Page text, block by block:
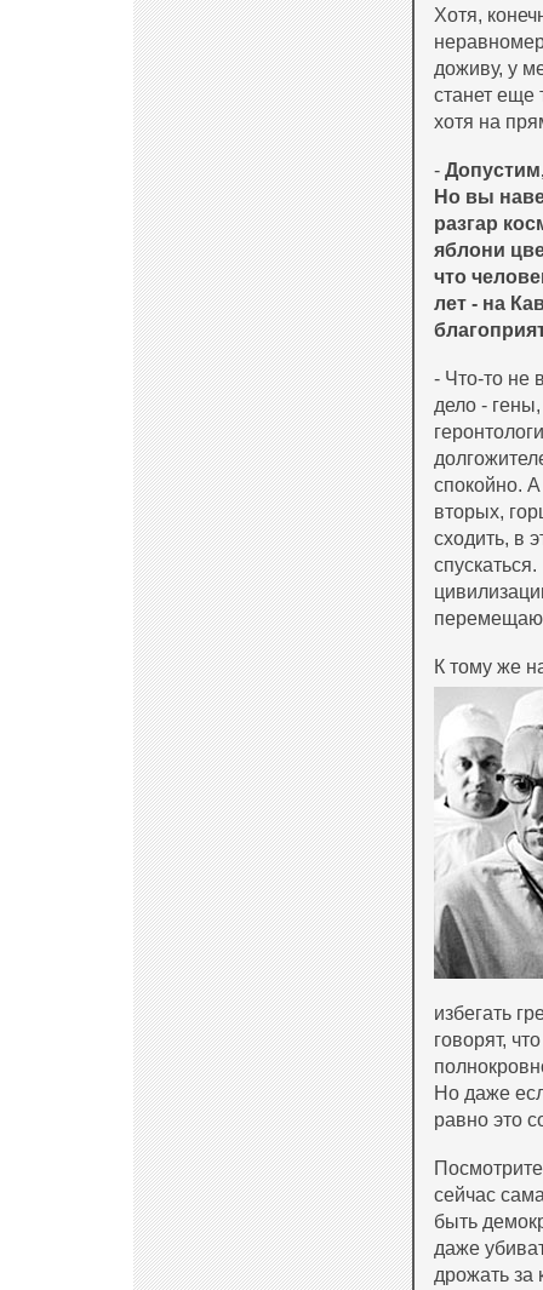
Хотя,
доживу, у
станет еще
хотя на
-
Но вы
разгар
яблони
что
лет - на
- Что-то не
дело -
спокойно.
вторых,
сходить, в
К тому же
избегать
говорят,
Но даже
равно это
сейчас
быть
даже
дрожать за